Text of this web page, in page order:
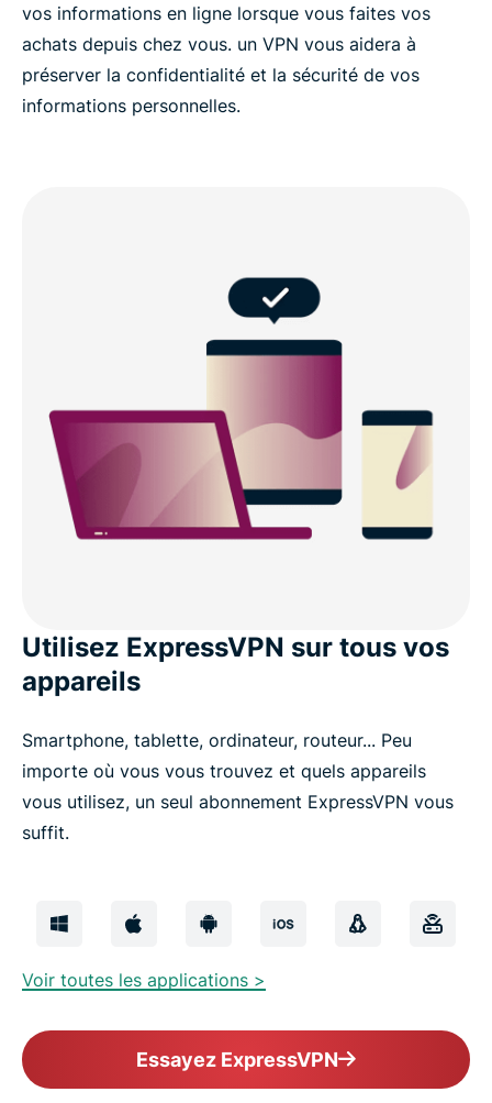
vos informations en ligne lorsque vous faites vos
achats depuis chez vous. un VPN vous aidera à
préserver la confidentialité et la sécurité de vos
informations personnelles.
Utilisez ExpressVPN sur tous vos
appareils
Smartphone, tablette, ordinateur, routeur... Peu
importe où vous vous trouvez et quels appareils
vous utilisez, un seul abonnement ExpressVPN vous
suffit.
Voir toutes les applications >
Essayez ExpressVPN